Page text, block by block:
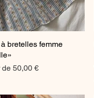
Aperçu rapide
bretelles femme
de 50,00 €